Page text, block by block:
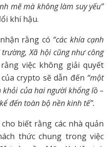
mẽ mà không làm suy yếu”
khí hậu.
rằng có “các khía cạnh
Xã hội cũng như công
việc không giải quyết
crypto sẽ dẫn đến “một
của hai người khổng lồ –
đến toàn bộ nền kinh tế”.
biết rằng các nhà quản
thức chung trong việc